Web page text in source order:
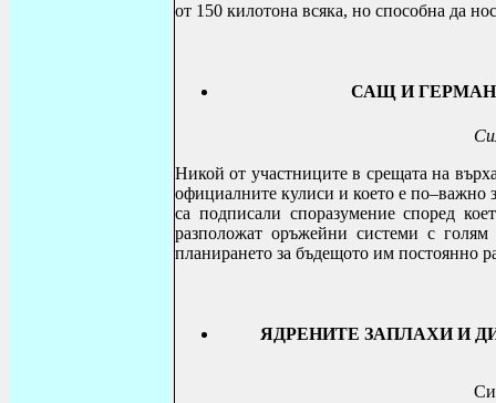
от 150 килотона всяка, но способна да
САЩ И
Никой от участниците в срещата на
официалните кулиси и което е
са подписали споразумение според
разположат оръжейни системи с
планирането за бъдещото им постоянно
ЯДРЕНИТЕ ЗАПЛАХИ И